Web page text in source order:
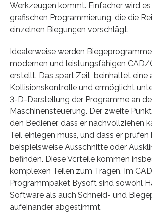
Werkzeugen kommt. Einfacher wird
grafischen Programmierung, die die
einzelnen Biegungen vorschlägt.
Idealerweise werden
modernen und leistungsfähigen
erstellt. Das spart Zeit, beinhaltet eine
Kollisionskontrolle und ermöglicht
3-D-Darstellung der Programme an
Maschinensteuerung. Der zweite
den Bediener, dass er nachvollziehen
Teil einlegen muss, und dass er prüfen
beispielsweise Ausschnitte oder
befinden. Diese Vorteile kommen
komplexen Teilen zum Tragen. Im
Programmpaket Bysoft sind sowohl
Software als auch Schneid- und
aufeinander abgestimmt.